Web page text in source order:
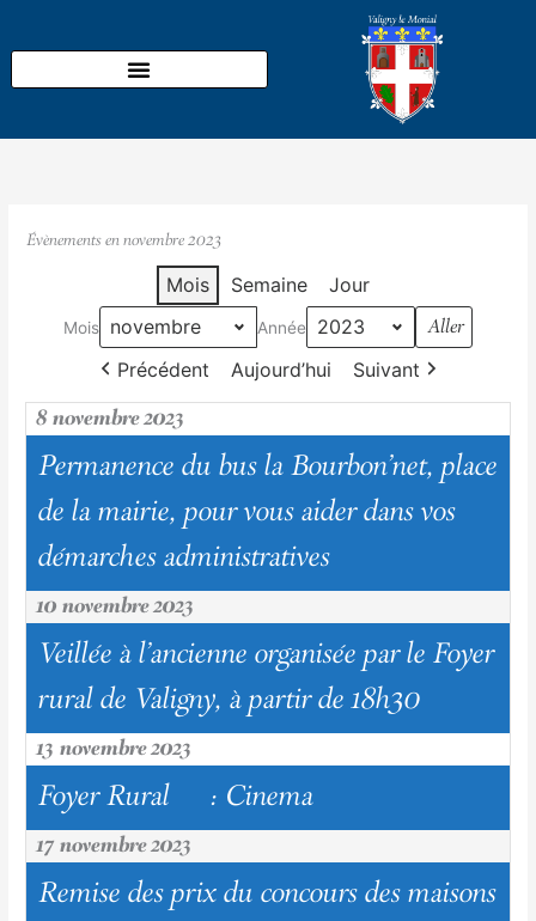
Évènements en novembre 2023
Mois Semaine Jour
Mois Année
Précédent Aujourd’hui Suivant
8 novembre 2023
Permanence du bus la Bourbon'net, place
de la mairie, pour vous aider dans vos
démarches administratives
10 novembre 2023
Veillée à l'ancienne organisée par le Foyer
rural de Valigny, à partir de 18h30
13 novembre 2023
Foyer Rural : Cinema
17 novembre 2023
Remise des prix du concours des maisons